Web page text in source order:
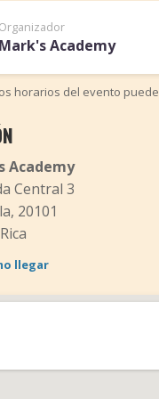
Organizador
Mark's Academy
horarios del evento
Academy
Central 3
20101
llegar